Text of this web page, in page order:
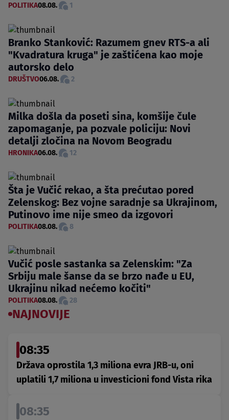
POLITIKA08.08. 1
Branko Stanković: Razumem gnev RTS-a ali
"Kvadratura kruga" je zaštićena kao moje
autorsko delo
DRUŠTVO06.08. 2
Milka došla da poseti sina, komšije čule
zapomaganje, pa pozvale policiju: Novi
detalji zločina na Novom Beogradu
HRONIKA06.08. 12
Šta je Vučić rekao, a šta prećutao pored
Zelenskog: Bez vojne saradnje sa Ukrajinom,
Putinovo ime nije smeo da izgovori
POLITIKA08.08. 8
Vučić posle sastanka sa Zelenskim: "Za
Srbiju male šanse da se brzo nađe u EU,
Ukrajinu nikad nećemo kočiti"
POLITIKA08.08. 28
NAJNOVIJE
08:35
Država oprostila 1,3 miliona evra JRB-u, oni
uplatili 1,7 miliona u investicioni fond Vista rika
08:35